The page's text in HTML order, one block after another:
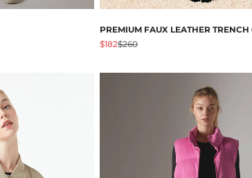
PREMIUM FAUX LEATHER TRENCH
Angebot
$182Regulärer Preis
$260